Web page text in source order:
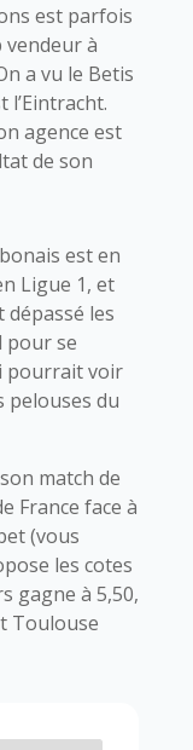
est parfois
à
a vu le Betis
l’Eintracht.
agence est
de son
est en
Ligue 1, et
les
pour se
pourrait voir
pelouses du
match de
France face à
(vous
les cotes
gagne à 5,50,
Toulouse